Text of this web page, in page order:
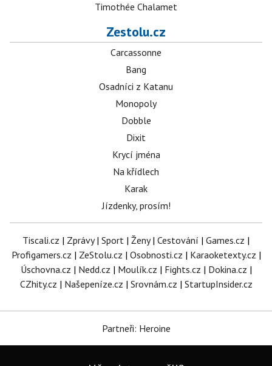
Timothée Chalamet
Zestolu.cz
Carcassonne
Bang
Osadníci z Katanu
Monopoly
Dobble
Dixit
Krycí jména
Na křídlech
Karak
Jízdenky, prosím!
Tiscali.cz | Zprávy| Sport | Ženy| Cestování | Games.cz |
Profigamers.cz | ZeStolu.cz | Osobnosti.cz | Karaoketexty.cz |
Úschovna.cz | Nedd.cz | Moulík.cz | Fights.cz | Dokina.cz |
CZhity.cz | Našepeníze.cz | Srovnám.cz | StartupInsider.cz
Partneři: Heroine